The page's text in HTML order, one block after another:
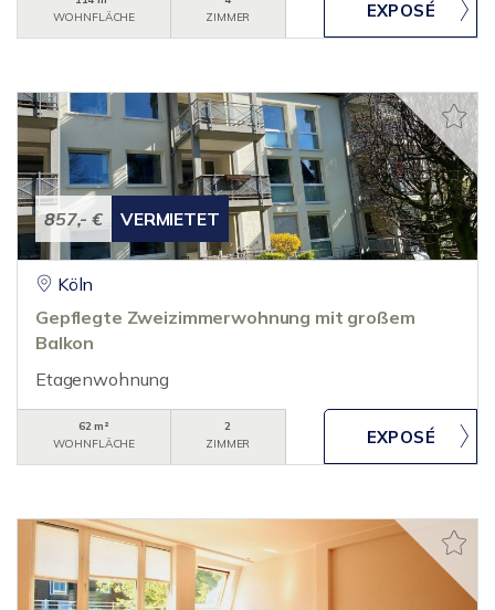
WOHNFLÄCHE
ZIMMER
857,- € VERMIETET
Köln
Gepflegte Zweizimmerwohnung mit großem
Balkon
Etagenwohnung
62 m²
WOHNFLÄCHE
2
ZIMMER